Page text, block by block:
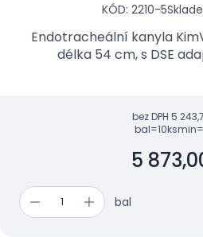
KÓD: 2210-5
Endotracheální kanyla
délka 54 cm, s DSE
bez DPH 5
bal=10ks
5
bal